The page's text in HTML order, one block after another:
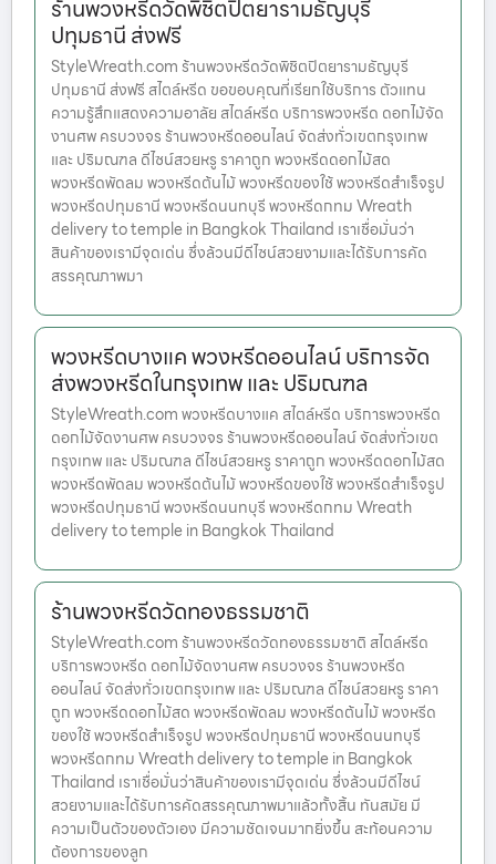
ร้านพวงหรีดวัดพิชิตปิตยารามธัญบุรี
ปทุมธานี ส่งฟรี
StyleWreath.com ร้านพวงหรีดวัดพิชิตปิตยารามธัญบุรี
ปทุมธานี ส่งฟรี สไตล์หรีด ขอขอบคุณที่เรียกใช้บริการ ตัวแทน
ความรู้สึกแสดงความอาลัย สไตล์หรีด บริการพวงหรีด ดอกไม้จัด
งานศพ ครบวงจร ร้านพวงหรีดออนไลน์ จัดส่งทั่วเขตกรุงเทพ
และ ปริมณฑล ดีไซน์สวยหรู ราคาถูก พวงหรีดดอกไม้สด
พวงหรีดพัดลม พวงหรีดต้นไม้ พวงหรีดของใช้ พวงหรีดสำเร็จรูป
พวงหรีดปทุมธานี พวงหรีดนนทบุรี พวงหรีดกทม Wreath
delivery to temple in Bangkok Thailand เราเชื่อมั่นว่า
สินค้าของเรามีจุดเด่น ซึ่งล้วนมีดีไซน์สวยงามและได้รับการคัด
สรรคุณภาพมา
พวงหรีดบางแค พวงหรีดออนไลน์ บริการจัด
ส่งพวงหรีดในกรุงเทพ และ ปริมณฑล
StyleWreath.com พวงหรีดบางแค สไตล์หรีด บริการพวงหรีด
ดอกไม้จัดงานศพ ครบวงจร ร้านพวงหรีดออนไลน์ จัดส่งทั่วเขต
กรุงเทพ และ ปริมณฑล ดีไซน์สวยหรู ราคาถูก พวงหรีดดอกไม้สด
พวงหรีดพัดลม พวงหรีดต้นไม้ พวงหรีดของใช้ พวงหรีดสำเร็จรูป
พวงหรีดปทุมธานี พวงหรีดนนทบุรี พวงหรีดกทม Wreath
delivery to temple in Bangkok Thailand
ร้านพวงหรีดวัดทองธรรมชาติ
StyleWreath.com ร้านพวงหรีดวัดทองธรรมชาติ สไตล์หรีด
บริการพวงหรีด ดอกไม้จัดงานศพ ครบวงจร ร้านพวงหรีด
ออนไลน์ จัดส่งทั่วเขตกรุงเทพ และ ปริมณฑล ดีไซน์สวยหรู ราคา
ถูก พวงหรีดดอกไม้สด พวงหรีดพัดลม พวงหรีดต้นไม้ พวงหรีด
ของใช้ พวงหรีดสำเร็จรูป พวงหรีดปทุมธานี พวงหรีดนนทบุรี
พวงหรีดกทม Wreath delivery to temple in Bangkok
Thailand เราเชื่อมั่นว่าสินค้าของเรามีจุดเด่น ซึ่งล้วนมีดีไซน์
สวยงามและได้รับการคัดสรรคุณภาพมาแล้วทั้งสิ้น ทันสมัย มี
ความเป็นตัวของตัวเอง มีความชัดเจนมากยิ่งขึ้น สะท้อนความ
ต้องการของลูก